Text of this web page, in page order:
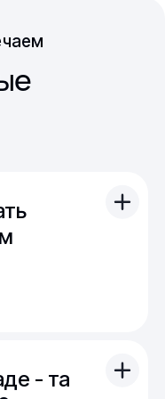
проект
заданием.
как мелкую
- та